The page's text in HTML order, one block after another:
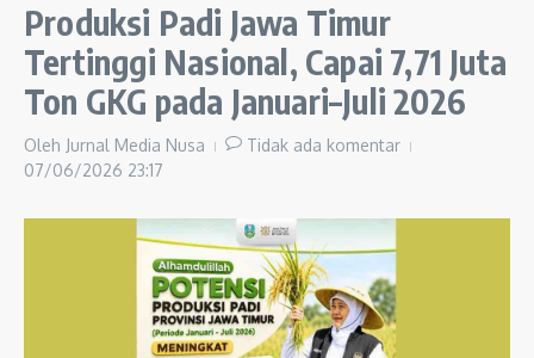
Produksi Padi Jawa Timur
Tertinggi Nasional, Capai 7,71 Juta
Ton GKG pada Januari–Juli 2026
Oleh Jurnal Media Nusa
Tidak ada komentar
07/06/2026 23:17